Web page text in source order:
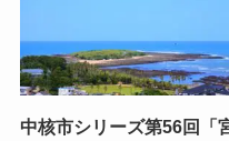
中核市シリーズ第56回「